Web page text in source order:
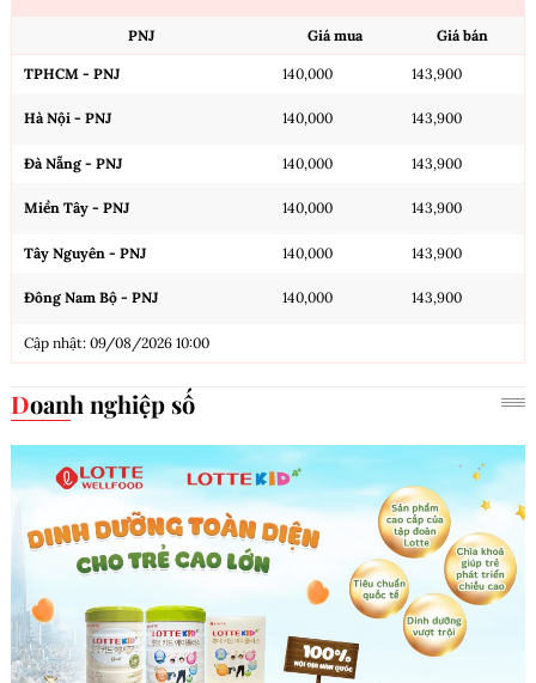
PNJ Giá mua Giá bán
TPHCM - PNJ 140,000 143,900
Hà Nội - PNJ 140,000 143,900
Đà Nẵng - PNJ 140,000 143,900
Miền Tây - PNJ 140,000 143,900
Tây Nguyên - PNJ 140,000 143,900
Đông Nam Bộ - PNJ 140,000 143,900
Cập nhật: 09/08/2026 10:00
Doanh nghiệp số